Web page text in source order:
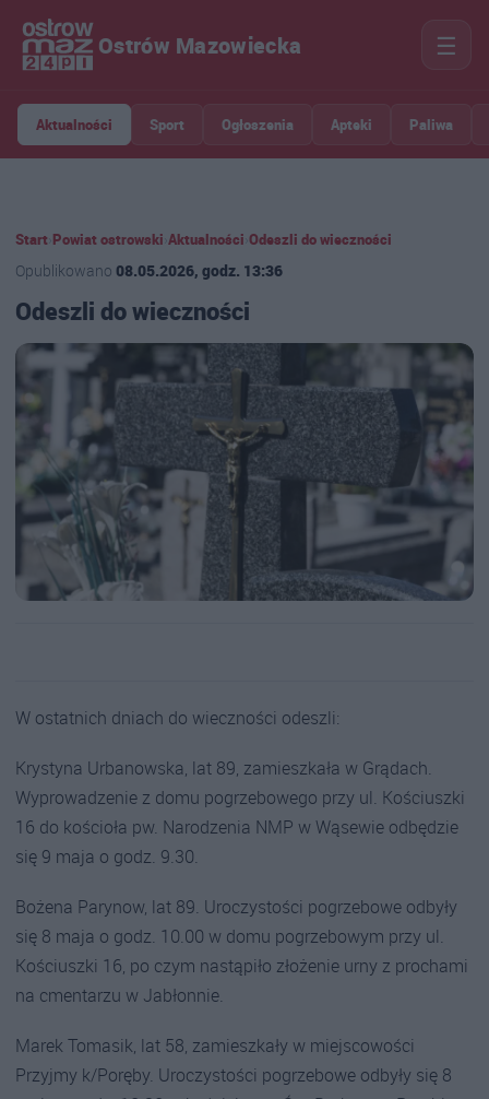
Ostrów Mazowiecka ☰
Aktualności Sport Ogłoszenia Apteki Paliwa
Start Powiat ostrowski Aktualności Odeszli do wieczności
Opublikowano 08.05.2026, godz. 13:36
Odeszli do wieczności
W ostatnich dniach do wieczności odeszli:
Krystyna Urbanowska, lat 89, zamieszkała w Grądach.
Wyprowadzenie z domu pogrzebowego przy ul. Kościuszki
16 do kościoła pw. Narodzenia NMP w Wąsewie odbędzie
się 9 maja o godz. 9.30.
Bożena Parynow, lat 89. Uroczystości pogrzebowe odbyły
się 8 maja o godz. 10.00 w domu pogrzebowym przy ul.
Kościuszki 16, po czym nastąpiło złożenie urny z prochami
na cmentarzu w Jabłonnie.
Marek Tomasik, lat 58, zamieszkały w miejscowości
Przyjmy k/Poręby. Uroczystości pogrzebowe odbyły się 8